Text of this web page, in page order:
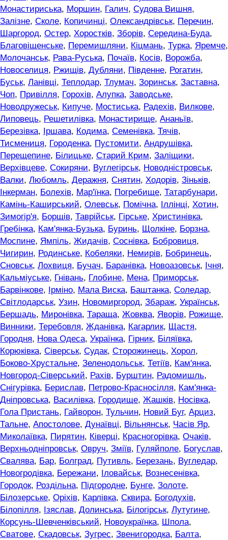
Монастириська, Моршин, Галич, Судова Вишня,
Залізне, Сколе, Копичинці, Олександрівськ, Перечин,
Шаргород, Остер, Хоростків, Зборів, Середина-Буда,
Благовіщенське, Перемишляни, Кіцмань, Турка, Яремче,
Молочанськ, Рава-Руська, Почаїв, Косів, Ворожба,
Новоселиця, Ржищів, Дубляни, Південне, Рогатин,
Буськ, Ланівці, Теплодар, Тлумач, Зоринськ, Заставна,
Чоп, Привілля, Горохів, Алупка, Заводське,
Новодружеськ, Кипуче, Мостиська, Радехів, Вилкове,
Липовець, Решетилівка, Монастирище, Ананьїв,
Березівка, Іршава, Кодима, Семенівка, Тячів,
Тисмениця, Городенка, Пустомити, Андрушівка,
Перещепине, Білицьке, Старий Крим, Заліщики,
Верхівцеве, Сокиряни, Вуглегірськ, Новодністровськ,
Валки, Любомль, Деражня, Снятин, Ходорів, Зіньків,
Інкерман, Болехів, Мар'їнка, Погребище, Татарбунари,
Камінь-Каширський, Олевськ, Помічна, Іллінці, Хотин,
Зимогір'я, Борщів, Таврійськ, Гірське, Христинівка,
Гребінка, Кам'янка-Бузька, Буринь, Щолкіне, Борзна,
Моспине, Ямпіль, Жидачів, Соснівка, Бобровиця,
Чигирин, Родинське, Кобеляки, Немирів, Бобринець,
Сновськ, Лохвиця, Бучач, Баранівка, Новоазовськ, Ічня,
Кальміуське, Гнівань, Глобине, Мена, Приморськ,
Барвінкове, Ірміно, Мала Виска, Баштанка, Соледар,
Світлодарськ, Узин, Новомиргород, Збараж, Українськ,
Бершадь, Миронівка, Тараща, Жовква, Яворів, Рожище,
Винники, Теребовля, Жданівка, Кагарлик, Щастя,
Городня, Нова Одеса, Українка, Гірник, Біляївка,
Корюківка, Сіверськ, Судак, Сторожинець, Хорол,
Боково-Хрустальне, Зеленодольськ, Тетіїв, Кам'янка,
Новгород-Сіверський, Рахів, Бурштин, Радомишль,
Снігурівка, Берислав, Петрово-Красносілля, Кам'янка-
Дніпровська, Василівка, Городище, Жашків, Носівка,
Гола Пристань, Гайворон, Тульчин, Новий Буг, Арциз,
Тальне, Апостолове, Дунаївці, Вільнянськ, Часів Яр,
Миколаївка, Пирятин, Ківерці, Красногорівка, Очаків,
Верхньодніпровськ, Овруч, Зміїв, Гуляйполе, Богуслав,
Свалява, Бар, Болград, Путивль, Березань, Вугледар,
Новогродівка, Бережани, Іловайськ, Вознесенівка,
Городок, Роздільна, Підгородне, Бунге, Золоте,
Білозерське, Оріхів, Карлівка, Сквира, Богодухів,
Білопілля, Ізяслав, Долинська, Білогірськ, Лутугине,
Корсунь-Шевченківський, Новоукраїнка, Шпола,
Сватове, Скадовськ, Зугрес, Звенигородка, Балта,